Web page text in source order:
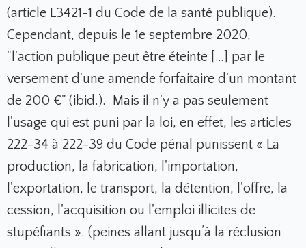
(article L3421-1 du Code de la santé publique).
Cependant, depuis le 1e septembre 2020,
"l'action publique peut être éteinte […] par le
versement d'une amende forfaitaire d'un montant
de 200 €" (ibid.). Mais il n'y a pas seulement
l'usage qui est puni par la loi, en effet, les articles
222-34 à 222-39 du Code pénal punissent « La
production, la fabrication, l'importation,
l'exportation, le transport, la détention, l'offre, la
cession, l'acquisition ou l'emploi illicites de
stupéfiants ». (peines allant jusqu’à la réclusion